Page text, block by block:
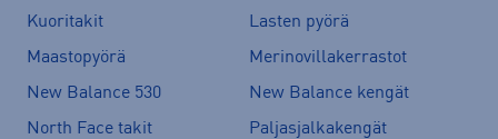
Kuoritakit
Lasten pyörä
Maastopyörä
Merinovillakerrastot
New Balance 530
New Balance kengät
North Face takit
Paljasjalkakengät